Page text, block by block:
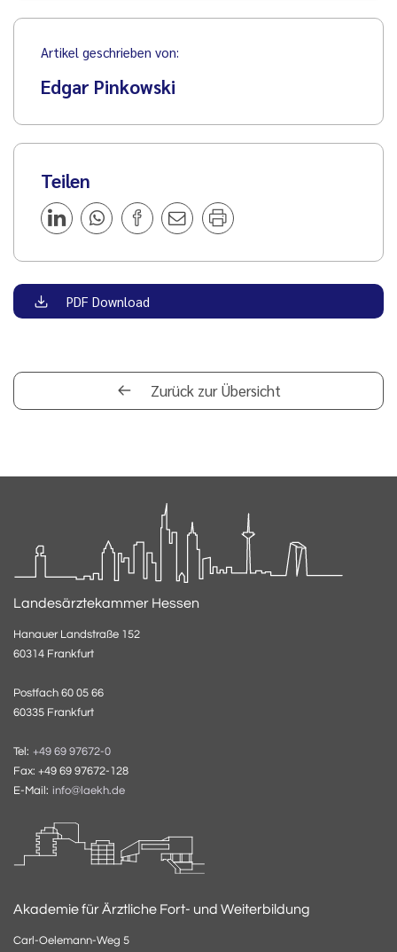
Artikel geschrieben von:
Edgar Pinkowski
Teilen
PDF Download
Zurück zur Übersicht
Landesärztekammer Hessen
Hanauer Landstraße 152
60314 Frankfurt
Postfach 60 05 66
60335 Frankfurt
Tel: +49 69 97672-0
Fax: +49 69 97672-128
E-Mail: info@laekh.de
Akademie für Ärztliche Fort- und Weiterbildung
Carl-Oelemann-Weg 5